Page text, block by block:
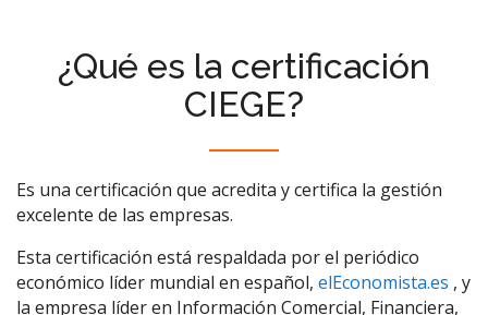
¿Qué es la certificación
CIEGE?
Es una certificación que acredita y certifica la gestión
excelente de las empresas.
Esta certificación está respaldada por el periódico
económico líder mundial en español, elEconomista.es , y
la empresa líder en Información Comercial, Financiera,